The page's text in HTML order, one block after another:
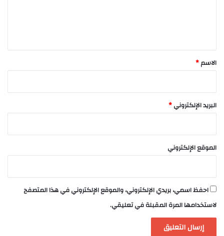
*
الاسم*
البريد الإلكتروني*
الموقع الإلكتروني
احفظ اسمي، بريدي الإلكتروني، والموقع الإلكتروني في هذا المتصفح
لاستخدامها المرة المقبلة في تعليقي.